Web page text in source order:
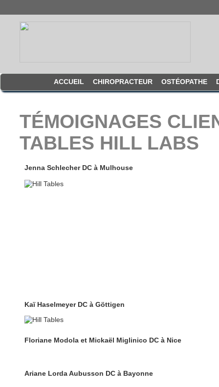
ACCUEIL CHIROPRACTEUR OSTÉOPATHE
TÉMOIGNAGES
TABLES HILL LABS
Jenna Schlecher DC à Mulhouse
Kaï Haselmeyer DC à Göttigen
Floriane Modola et Mickaël Miglinico DC à Nice
Ariane Lorda Aubusson DC à Bayonne